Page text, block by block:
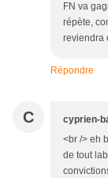
FN va
répète,
reviendra
Répondre
C cyprien-
<br /> eh
de tout